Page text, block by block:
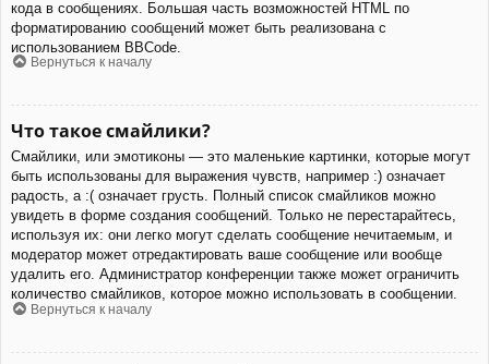
кода в сообщениях. Большая часть возможностей HTML по
форматированию сообщений может быть реализована с
использованием BBCode.
Вернуться к началу
Что такое смайлики?
Смайлики, или эмотиконы — это маленькие картинки, которые могут
быть использованы для выражения чувств, например :) означает
радость, а :( означает грусть. Полный список смайликов можно
увидеть в форме создания сообщений. Только не перестарайтесь,
используя их: они легко могут сделать сообщение нечитаемым, и
модератор может отредактировать ваше сообщение или вообще
удалить его. Администратор конференции также может ограничить
количество смайликов, которое можно использовать в сообщении.
Вернуться к началу